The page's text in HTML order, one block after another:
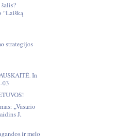
“Laišką
strategijos
In
03
„Vasario
J.
ir melo